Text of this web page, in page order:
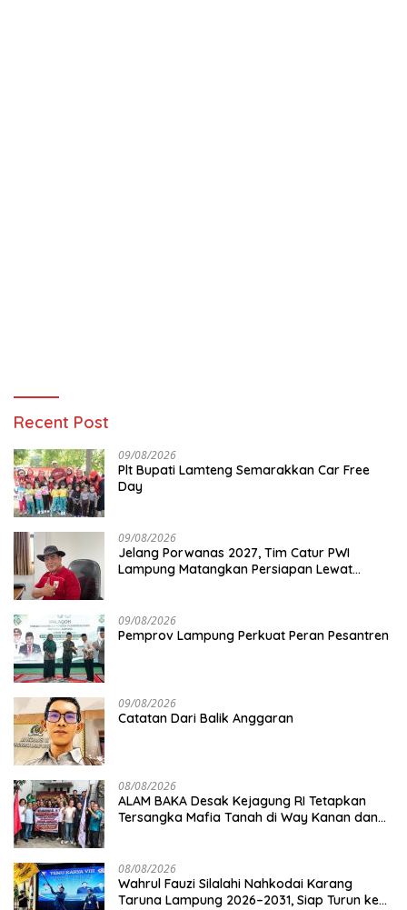
Recent Post
09/08/2026
Plt Bupati Lamteng Semarakkan Car Free
Day
09/08/2026
Jelang Porwanas 2027, Tim Catur PWI
Lampung Matangkan Persiapan Lewat
09/08/2026
Pemprov Lampung Perkuat Peran Pesantren
09/08/2026
Catatan Dari Balik Anggaran
08/08/2026
ALAM BAKA Desak Kejagung RI Tetapkan
Tersangka Mafia Tanah di Way Kanan dan
08/08/2026
Wahrul Fauzi Silalahi Nahkodai Karang
Taruna Lampung 2026–2031, Siap Turun ke